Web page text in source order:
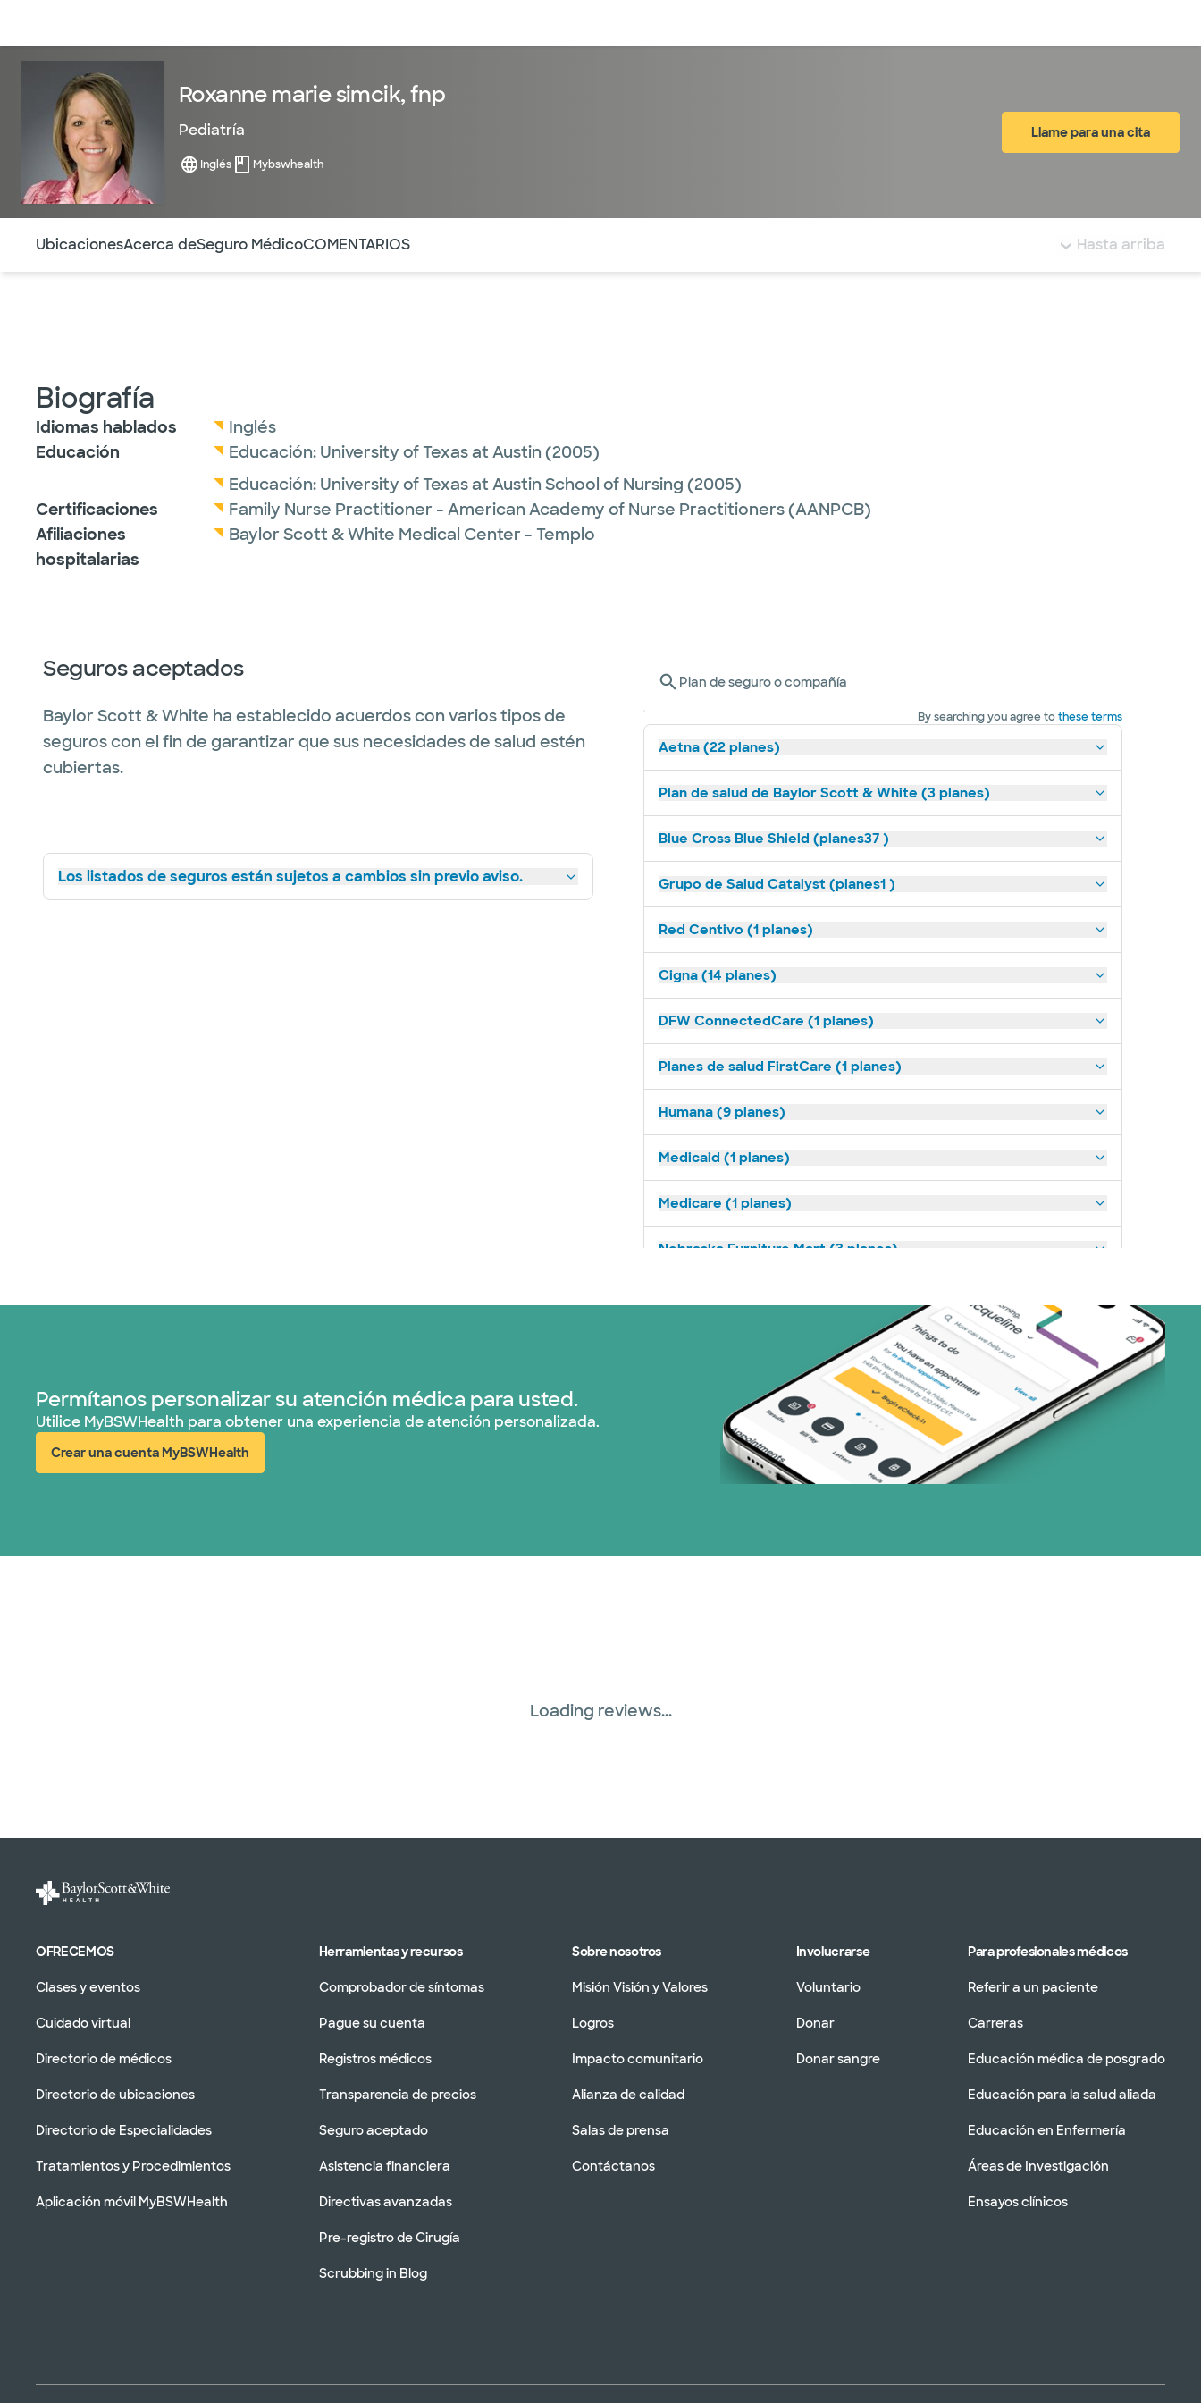
Roxanne marie simcik, fnp
Pediatría
Inglés Mybswhealth
Llame para una cita
UbicacionesAcerca deSeguro MédicoCOMENTARIOS Hasta arriba
Biografía
Idiomas hablados
Inglés
Educación
Educación: University of Texas at Austin (2005)
Educación: University of Texas at Austin School of Nursing (2005)
Certificaciones
Family Nurse Practitioner - American Academy of Nurse Practitioners (AANPCB)
Afiliaciones
hospitalarias
Baylor Scott & White Medical Center - Templo
Seguros aceptados
Baylor Scott & White ha establecido acuerdos con varios tipos de
seguros con el fin de garantizar que sus necesidades de salud estén
cubiertas.
Los listados de seguros están sujetos a cambios sin previo aviso.
Plan de seguro o compañía
By searching you agree tothese terms
Aetna (22 planes)
Plan de salud de Baylor Scott & White (3 planes)
Blue Cross Blue Shield (planes37 )
Grupo de Salud Catalyst (planes1 )
Red Centivo (1 planes)
Cigna (14 planes)
DFW ConnectedCare (1 planes)
Planes de salud FirstCare (1 planes)
Humana (9 planes)
Medicaid (1 planes)
Medicare (1 planes)
Nebraska Furniture Mart (3 planes)
United HealthCare (33 planes)
WellMed (15 planes)
Permítanos personalizar su atención médica para usted.
Utilice MyBSWHealth para obtener una experiencia de atención personalizada.
Crear una cuenta MyBSWHealth
(abre en ventana nueva)
Loading reviews...
OFRECEMOS
Clases y eventos
Cuidado virtual
Directorio de médicos
Directorio de ubicaciones
Directorio de Especialidades
Tratamientos y Procedimientos
Aplicación móvil MyBSWHealth
Herramientas y recursos
Comprobador de síntomas
Pague su cuenta
Registros médicos
Transparencia de precios
Seguro aceptado
Asistencia financiera
Directivas avanzadas
Pre-registro de Cirugía
Scrubbing in Blog
Sobre nosotros
Misión Visión y Valores
Logros
Impacto comunitario
Alianza de calidad
Salas de prensa
Contáctanos
Involucrarse
Voluntario
Donar
Donar sangre
Para profesionales médicos
Referir a un paciente
Carreras
Educación médica de posgrado
Educación para la salud aliada
Educación en Enfermería
Áreas de Investigación
Ensayos clínicos